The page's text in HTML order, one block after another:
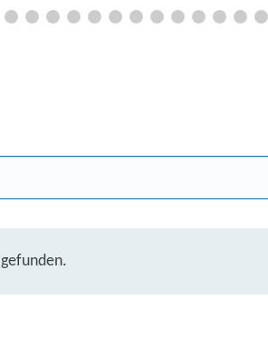
gefunden.